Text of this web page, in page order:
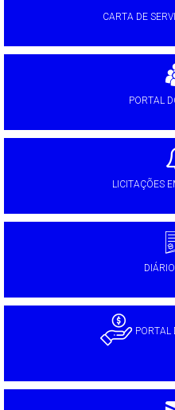
CARTA DE
PORTAL
LICITAÇÕES
PORTAL